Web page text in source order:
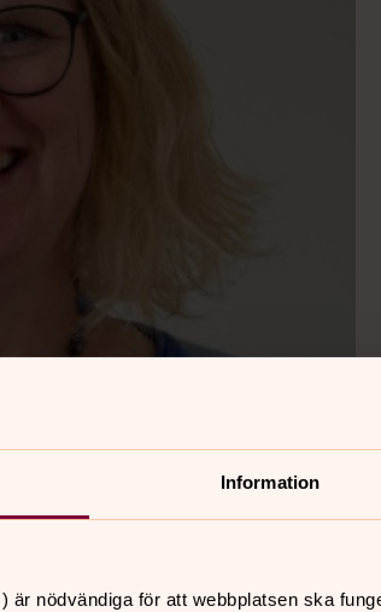
Information
är nödvändiga för att webbplatsen ska